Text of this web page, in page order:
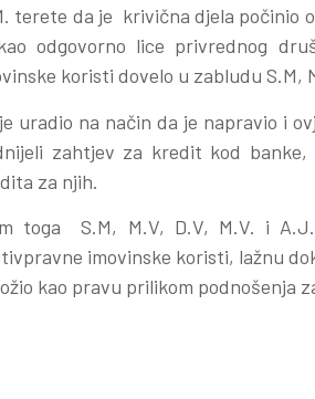
terete da je krivična djela počinio
odgovorno lice privrednog
koristi dovelo u zabludu S.M,
uradio na način da je napravio i
zahtjev za kredit kod
za njih.
toga S.M, M.V, D.V, M.V. i
imovinske koristi, lažnu
kao pravu prilikom podnošenja